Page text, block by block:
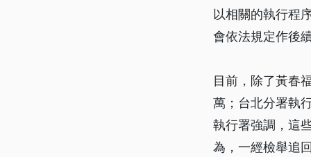
以相關的執行程
會依法規定作後
目前，除了黃春
萬；台北分署執
執行署強調，這
為，一經檢舉追